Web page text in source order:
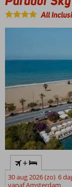
Centrum
van
Marmaris
All
+
30 aug 2026 (zo) 6
vanaf Amsterdam